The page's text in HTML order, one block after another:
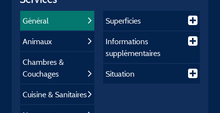
Général
Animaux
Chambres &
Couchages
Cuisine & Sanitaires
Superficies
Informations
supplémentaires
Situation